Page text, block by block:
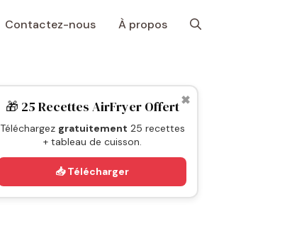
Contactez-nous À propos
✖
🎁 25 Recettes AirFryer Offert
Téléchargez gratuitement 25 recettes
+ tableau de cuisson.
📥 Télécharger